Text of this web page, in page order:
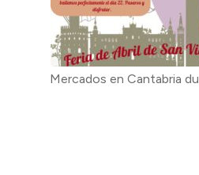
Mercados en Cantabria